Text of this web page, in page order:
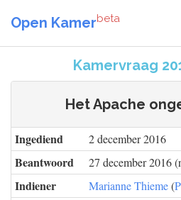
Open Kamerbeta
Kamervraag
Het Apache
Ingediend 2 december 2016
Beantwoord 27 december 2016
Indiener Marianne Thieme(